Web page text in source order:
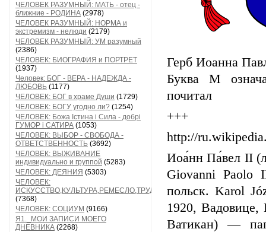
ЧЕЛОВЕК РАЗУМНЫЙ: МАТЬ - отец -
ближние - РОДИНА (2978)
ЧЕЛОВЕК РАЗУМНЫЙ: НОРМА и
экстремизм - нелюди (2179)
ЧЕЛОВЕК РАЗУМНЫЙ: УМ разумный
(2386)
ЧЕЛОВЕК: БИОГРАФИЯ и ПОРТРЕТ
(1937)
Человек: БОГ - ВЕРА - НАДЕЖДА -
ЛЮБОВЬ (1177)
ЧЕЛОВЕК: БОГ в храме Души (1729)
ЧЕЛОВЕК: БОГУ угодно ли? (1254)
ЧЕЛОВЕК: Божа Істина і Сила - добрі
ГУМОР і САТИРА (1053)
ЧЕЛОВЕК: ВЫБОР - СВОБОДА -
ОТВЕТСТВЕННОСТЬ (3692)
ЧЕЛОВЕК: ВЫЖИВАНИЕ
индивидуально и группой (5283)
ЧЕЛОВЕК: ДЕЯНИЯ (5303)
ЧЕЛОВЕК:
ИСКУССТВО,КУЛЬТУРА,РЕМЕСЛО,ТРУД
(7368)
ЧЕЛОВЕК: СОЦИУМ (9166)
Я1._МОИ ЗАПИСИ МОЕГО
ДНЕВНИКА (2268)
Герб Иоанна
Буква М
почитал
+++
http://
Иоа́нн Па́вел II
Giovanni
польск. Karol
1920, Вадовице,
Ватикан) —